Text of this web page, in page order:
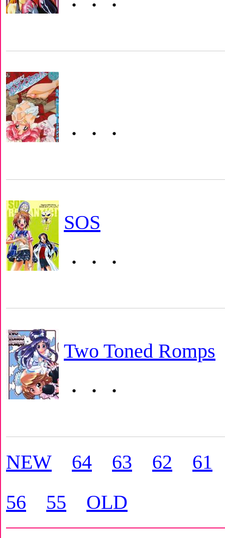
・・・
・・・
SOS
・・・
Two Toned Romps
・・・
NEW 64 63 62
61
56
55 OLD